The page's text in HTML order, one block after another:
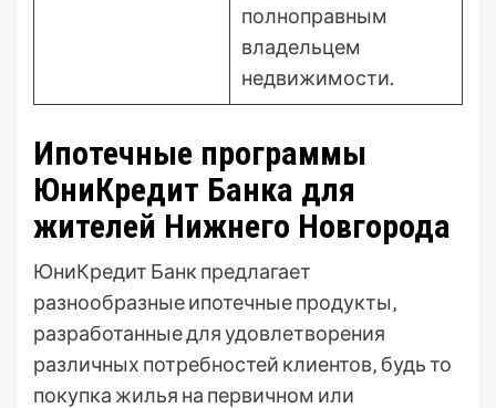
полноправным
владельцем
недвижимости.
Ипотечные программы
ЮниКредит Банка для
жителей Нижнего Новгорода
ЮниКредит Банк предлагает
разнообразные ипотечные продукты‚
разработанные для удовлетворения
различных потребностей клиентов‚ будь то
покупка жилья на первичном или